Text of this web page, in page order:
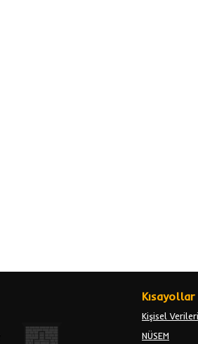
Kısayollar
Kişisel
NÜSEM